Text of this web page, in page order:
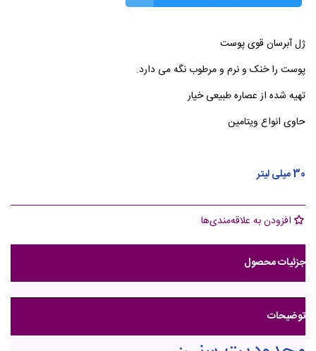
ژل آبرسان قوی پوست
پوست را خنک و نرم و مرطوب نگه می دارد.
تهیه شده از عصاره طبیعی خیار
حاوی انواع ویتامین
30 میلی لیتر
افزودن به علاقه‌مندی‌ها
جزئیات محصول
توضیحات